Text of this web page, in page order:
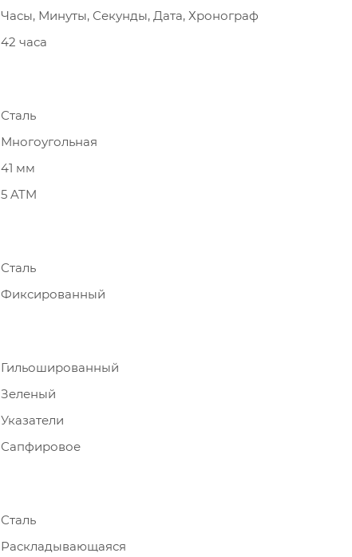
Часы, Минуты, Секунды, Дата, Хронограф
42 часа
Сталь
Многоугольная
41 мм
5 ATM
Сталь
Фиксированный
Гильошированный
Зеленый
Указатели
Сапфировое
Сталь
Раскладывающаяся